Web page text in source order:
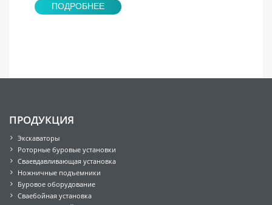
ПОДРОБНЕЕ
ПРОДУКЦИЯ
Экскаваторы
Роторные буровые установки
Сваевдавливающая установка
Ножничные подъемники
Буровое оборудование
Сваебойная установка